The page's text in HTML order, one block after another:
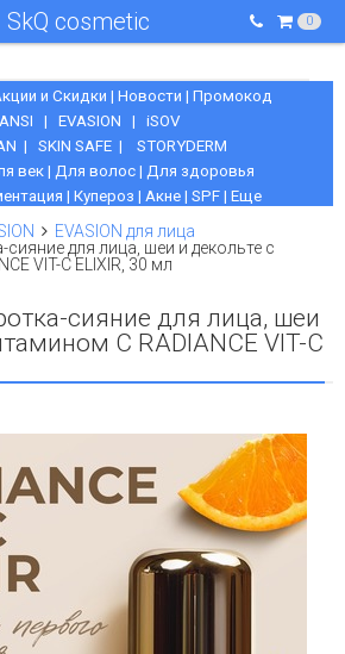
SkQ cosmetic 0
и Скидки | Новости | Промокод
| EVASION | iSOV
| SKIN SAFE | STORYDERM
век | Для волос | Для здоровья
| Купероз | Акне | SPF | Еще
EVASION для лица
сияние для лица, шеи и декольте с
VIT-C ELIXIR, 30 мл
сияние для лица, шеи
С RADIANCE VIT-C